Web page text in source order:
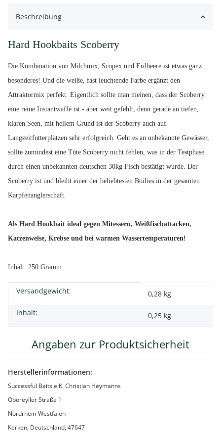
Beschreibung
Hard Hookbaits Scoberry
Die Kombination von Milchmix, Scopex und Erdbeere ist etwas ganz
besonderes! Und die weiße, fast leuchtende Farbe ergänzt den
Attraktormix perfekt. Eigentlich sollte man meinen, dass der Scoberry
eine reine Instantwaffe ist - aber weit gefehlt, denn gerade an tiefen,
klaren Seen, mit hellem Grund ist der Scoberry auch auf
Langzeitfutterplätzen sehr erfolgreich. Geht es an unbekannte Gewässer,
sollte zumindest eine Tüte Scoberry nicht fehlen, was in der Testphase
durch einen unbekannten deutschen 30kg Fisch bestätigt wurde. Der
Scoberry ist und bleibt einer der beliebtesten Boilies in der gesamten
Karpfenanglerschaft.
Als Hard Hookbait ideal gegen Mitessern, Weißfischattacken,
Katzenwelse, Krebse und bei warmen Wassertemperaturen!
Inhalt: 250 Gramm
Produkteigenschaft
Wert
Versandgewicht:
0,28 kg
Inhalt:
0,25 kg
Angaben zur Produktsicherheit
Herstellerinformationen:
Successful Baits e.K. Christian Heymanns
Obereyller Straße 1
Nordrhein-Westfalen
Kerken, Deutschland, 47647